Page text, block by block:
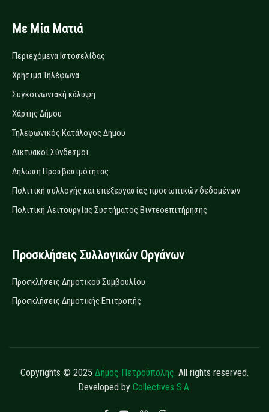
Με Μία Ματιά
Περιεχόμενα Ιστοσελίδας
Χρήσιμα Τηλέφωνα
Συγκοινωνιακή κάλυψη
Χάρτης Δήμου
Τηλεφωνικός Κατάλογος Δήμου
Δικτυακοί Σύνδεσμοι
Δήλωση Προσβασιμότητας
Πολιτική συλλογής και επεξεργασίας προσωπικών δεδομένων
Πολιτική Λειτουργίας Συστήματος Βιντεοεπιτήρησης
Προσκλήσεις Συλλογικών Οργάνων
Προσκλήσεις Δημοτικού Συμβουλίου
Προσκλήσεις Δημοτικής Επιτροπής
Copyrights © 2025 Δήμος Πετρούπολης. All rights reserved.
Developed by Collectives S.A.